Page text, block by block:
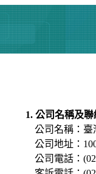
1. 公司名稱及
公司名稱：臺
公司地址：
公司電話：